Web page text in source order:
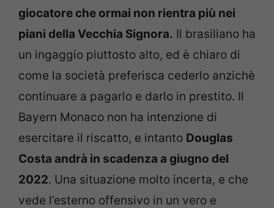
giocatore che ormai non rientra più nei
piani della Vecchia Signora. Il brasiliano ha
un ingaggio piuttosto alto, ed è chiaro di
come la società preferisca cederlo anzichè
continuare a pagarlo e darlo in prestito. Il
Bayern Monaco non ha intenzione di
esercitare il riscatto, e intanto Douglas
Costa andrà in scadenza a giugno del
2022. Una situazione molto incerta, e che
vede l’esterno offensivo in un vero e